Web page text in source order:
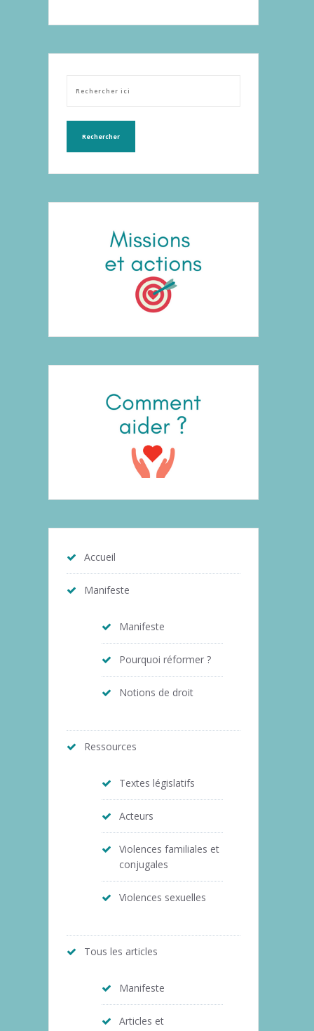
Accueil
Manifeste
Manifeste
Pourquoi réformer ?
Notions de droit
Ressources
Textes législatifs
Acteurs
Violences familiales et
conjugales
Violences sexuelles
Tous les articles
Manifeste
Articles et